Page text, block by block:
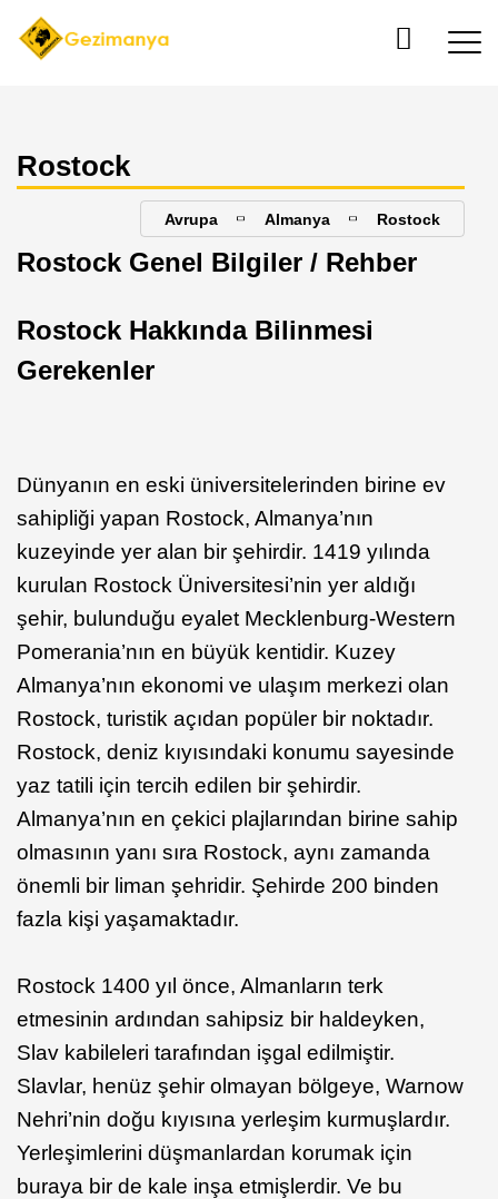
Rostock
Avrupa Almanya Rostock
Rostock Genel Bilgiler / Rehber
Rostock Hakkında Bilinmesi
Gerekenler
Dünyanın en eski üniversitelerinden birine ev
sahipliği yapan Rostock, Almanya’nın
kuzeyinde yer alan bir şehirdir. 1419 yılında
kurulan Rostock Üniversitesi’nin yer aldığı
şehir, bulunduğu eyalet Mecklenburg-Western
Pomerania’nın en büyük kentidir. Kuzey
Almanya’nın ekonomi ve ulaşım merkezi olan
Rostock, turistik açıdan popüler bir noktadır.
Rostock, deniz kıyısındaki konumu sayesinde
yaz tatili için tercih edilen bir şehirdir.
Almanya’nın en çekici plajlarından birine sahip
olmasının yanı sıra Rostock, aynı zamanda
önemli bir liman şehridir. Şehirde 200 binden
fazla kişi yaşamaktadır.
Rostock 1400 yıl önce, Almanların terk
etmesinin ardından sahipsiz bir haldeyken,
Slav kabileleri tarafından işgal edilmiştir.
Slavlar, henüz şehir olmayan bölgeye, Warnow
Nehri’nin doğu kıyısına yerleşim kurmuşlardır.
Yerleşimlerini düşmanlardan korumak için
buraya bir de kale inşa etmişlerdir. Ve bu